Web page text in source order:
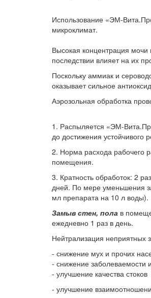
Использование «ЭМ-
микроклимат.
Высокая концентрация мочи
последствии влияет на их
Поскольку аммиак и
оказывает сильное
Аэрозольная обработка
1. Распыляется «ЭМ-
до достижения устойчивого
2. Норма расхода рабочего
помещения.
3. Кратность обработок: 2
дней. По мере уменьшения
мл препарата на 10 л воды).
Замыв стен, пола в
ежедневно 1 раз в день.
Нейтрализация неприятных
- снижение мух и прочих
- снижение заболеваемости
- улучшение качества стоков
- улучшение